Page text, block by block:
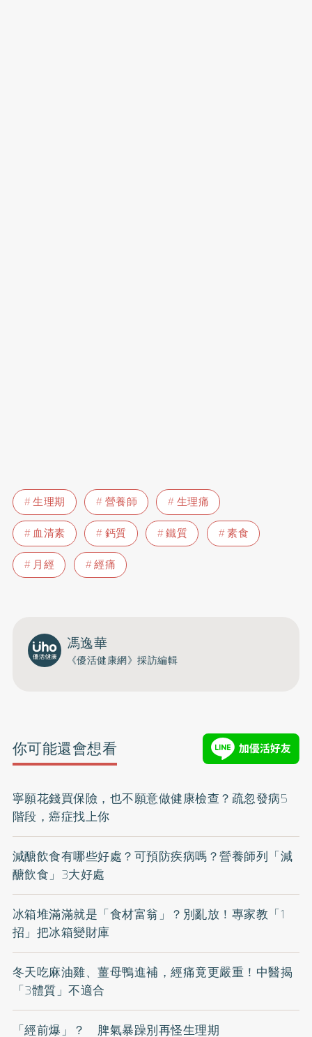
生理期 營養師
生理痛
血清素
鈣質 鐵質
素食
月經
經痛
馮逸華
《優活健康網》採訪編輯
你可能還會想看
寧願花錢買保險，也不願意做健康檢查？疏忽發病5
階段，癌症找上你
減醣飲食有哪些好處？可預防疾病嗎？營養師列「減
醣飲食」3大好處
冰箱堆滿滿就是「食材富翁」？別亂放！專家教「1
招」把冰箱變財庫
冬天吃麻油雞、薑母鴨進補，經痛竟更嚴重！中醫揭
「3體質」不適合
「經前爆」？ 脾氣暴躁別再怪生理期